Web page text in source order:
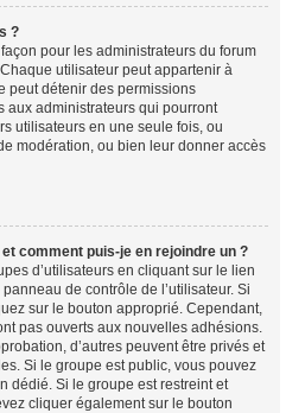
?
pour les administrateurs du forum
utilisateur peut appartenir à
peut détenir des permissions
aux administrateurs qui pourront
utilisateurs en une seule fois, ou
modération, ou bien leur donner accès
comment puis-je en rejoindre un ?
d’utilisateurs en cliquant sur le lien
de contrôle de l’utilisateur. Si
sur le bouton approprié. Cependant,
pas ouverts aux nouvelles adhésions.
d’autres peuvent être privés et
Si le groupe est public, vous pouvez
dédié. Si le groupe est restreint et
cliquer également sur le bouton